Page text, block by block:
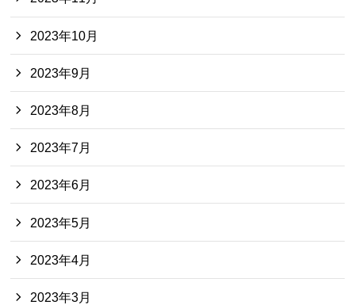
2023年10月
2023年9月
2023年8月
2023年7月
2023年6月
2023年5月
2023年4月
2023年3月